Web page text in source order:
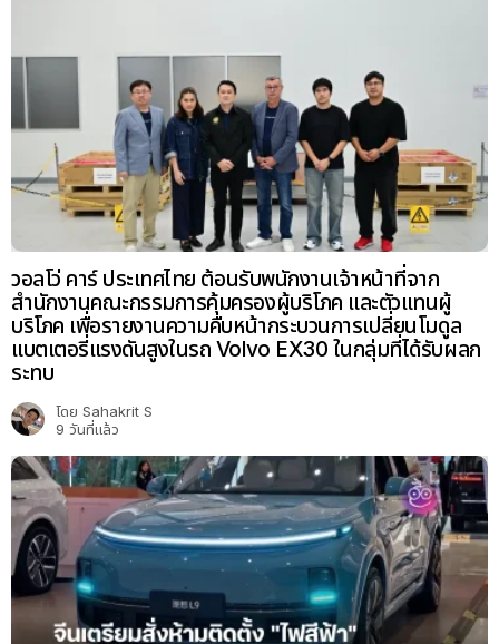
วอลโว่ คาร์ ประเทศไทย ต้อนรับพนักงานเจ้าหน้าที่จาก
สำนักงานคณะกรรมการคุ้มครองผู้บริโภค และตัวแทนผู้
บริโภค เพื่อรายงานความคืบหน้ากระบวนการเปลี่ยนโมดูล
แบตเตอรี่แรงดันสูงในรถ Volvo EX30 ในกลุ่มที่ได้รับผลก
ระทบ
โดย Sahakrit S
9 วันที่แล้ว